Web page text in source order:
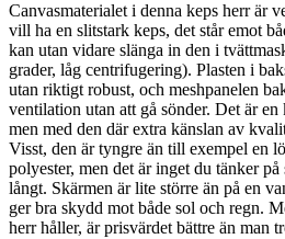
Canvasmaterialet i denna keps herr är
vill ha en slitstark keps, det står emot
kan utan vidare slänga in den i
grader, låg centrifugering). Plasten i
utan riktigt robust, och meshpanelen
ventilation utan att gå sönder. Det är en
men med den där extra känslan av
Visst, den är tyngre än till exempel en
polyester, men det är inget du tänker
långt. Skärmen är lite större än på en
ger bra skydd mot både sol och regn.
herr håller, är prisvärdet bättre än man